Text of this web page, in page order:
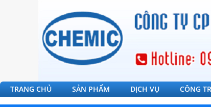
TRANG CHỦ SẢN PHẨM DỊCH VỤ CÔNG